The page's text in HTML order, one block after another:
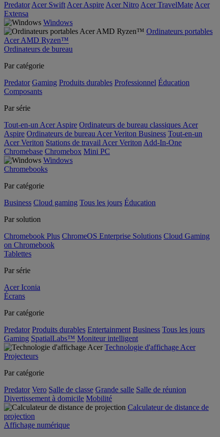
Predator Acer Swift Acer Aspire Acer Nitro Acer TravelMate Acer
Extensa
Windows
Ordinateurs portables
Acer AMD Ryzen™
Ordinateurs de bureau
Par catégorie
Predator Gaming Produits durables Professionnel Éducation
Composants
Par série
Tout-en-un Acer Aspire Ordinateurs de bureau classiques Acer
Aspire Ordinateurs de bureau Acer Veriton Business Tout-en-un
Acer Veriton Stations de travail Acer Veriton Add-In-One
Chromebase Chromebox Mini PC
Windows
Chromebooks
Par catégorie
Business Cloud gaming Tous les jours Éducation
Par solution
Chromebook Plus ChromeOS Enterprise Solutions Cloud Gaming
on Chromebook
Tablettes
Par série
Acer Iconia
Écrans
Par catégorie
Predator Produits durables Entertainment Business Tous les jours
Gaming SpatialLabs™ Moniteur intelligent
Technologie d'affichage Acer
Projecteurs
Par catégorie
Predator Vero Salle de classe Grande salle Salle de réunion
Divertissement à domicile Mobilité
Calculateur de distance de
projection
Affichage numérique